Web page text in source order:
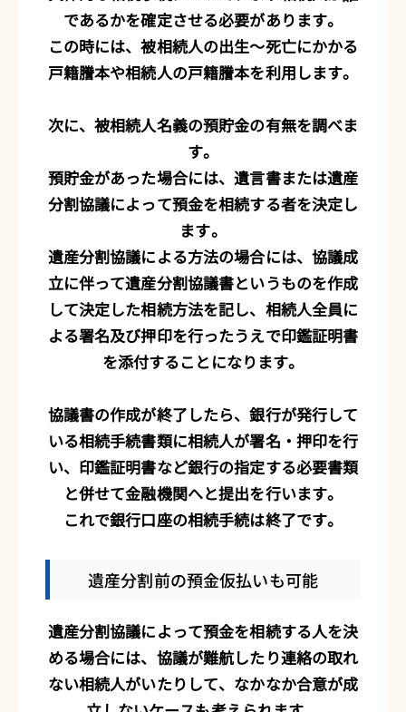
であるかを確定させる必要があります。
この時には、被相続人の出生～死亡にかかる
戸籍謄本や相続人の戸籍謄本を利用します。
次に、被相続人名義の預貯金の有無を調べま
す。
預貯金があった場合には、遺言書または遺産
分割協議によって預金を相続する者を決定し
ます。
遺産分割協議による方法の場合には、協議成
立に伴って遺産分割協議書というものを作成
して決定した相続方法を記し、相続人全員に
よる署名及び押印を行ったうえで印鑑証明書
を添付することになります。
協議書の作成が終了したら、銀行が発行して
いる相続手続書類に相続人が署名・押印を行
い、印鑑証明書など銀行の指定する必要書類
と併せて金融機関へと提出を行います。
これで銀行口座の相続手続は終了です。
遺産分割前の預金仮払いも可能
遺産分割協議によって預金を相続する人を決
める場合には、協議が難航したり連絡の取れ
ない相続人がいたりして、なかなか合意が成